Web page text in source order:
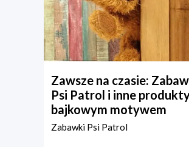
Zawsze na czasie:
Psi Patrol i inne
bajkowym motywem
Zabawki Psi Patrol